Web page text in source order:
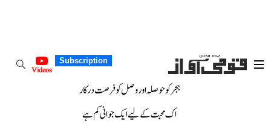
Subscription
Videos
ہجر کو حوصلہ اور وصل کو فرصت درکار
اک محبت کے لیے ایک جوانی کم ہے